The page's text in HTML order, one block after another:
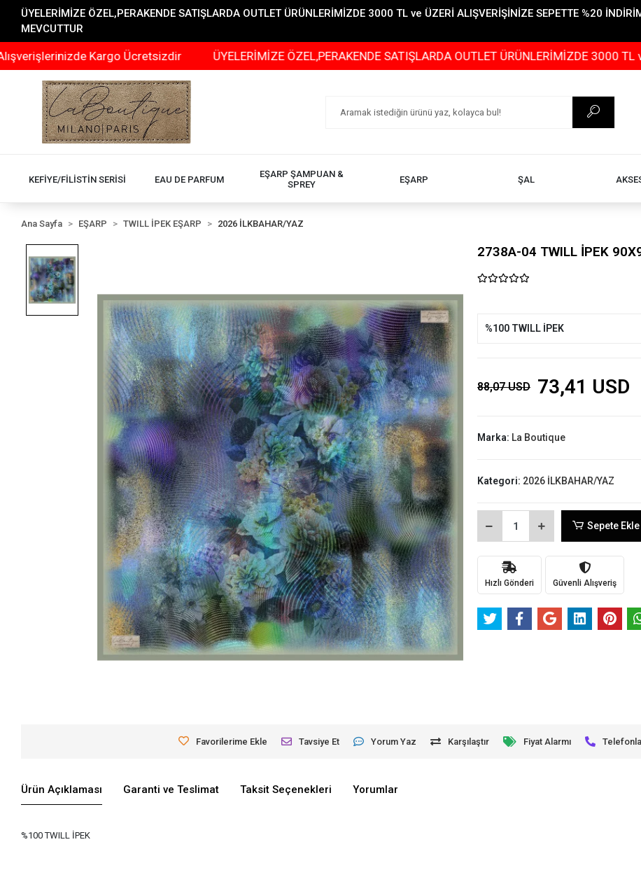
ÜYELERİMİZE ÖZEL,PERAKENDE SATIŞLARDA OUTLET ÜRÜNLERİMİZDE 3000 TL ve ÜZERİ ALIŞVERİŞİNİZE SEPETTE %20
MEVCUTTUR
Kargo Ücretsizdir ÜYELERİMİZE ÖZEL,PERAKENDE SATIŞLARDA OUTLET ÜRÜNLERİMİZDE 3000 TL ve
KEFİYE/FİLİSTİN SERİSİ EAU DE PARFUM
EŞARP ŞAMPUAN &
SPREY
EŞARP ŞAL
Ana Sayfa EŞARP TWILL İPEK EŞARP 2026 İLKBAHAR/YAZ
2738A-04 TWILL İPEK
%100 TWILL İPEK
88,07 USD 73,41 USD
Marka: La Boutique
Kategori: 2026 İLKBAHAR/YAZ
Sepete Ekle
Hızlı Gönderi Güvenli Alışveriş
Favorilerime Ekle Tavsiye Et Yorum Yaz Karşılaştır Fiyat Alarmı
Ürün Açıklaması Garanti ve Teslimat Taksit Seçenekleri Yorumlar
%100 TWILL İPEK